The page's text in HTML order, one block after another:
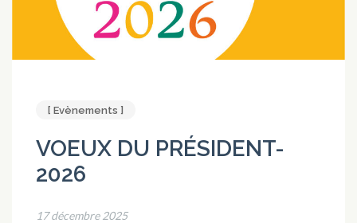
[ Evènements ]
VOEUX DU PRÉSIDENT-
2026
17 décembre 2025